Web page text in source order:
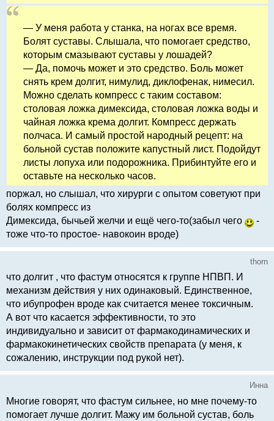
— У меня работа у станка, на ногах все время.
Болят суставы. Слышала, что помогает средство,
которым смазывают суставы у лошадей?
— Да, помочь может и это средство. Боль может
снять крем долгит, нимулид, диклофенак, нимесил.
Можно сделать компресс с таким составом:
столовая ложка димексида, столовая ложка воды и
чайная ложка крема долгит. Компресс держать
полчаса. И самый простой народный рецепт: на
больной сустав положите капустный лист. Подойдут
листы лопуха или подорожника. Прибинтуйте его и
оставьте на несколько часов.
поржал, но слышал, что хирурги с опытом советуют при
болях компресс из
Димексида, бычьей желчи и ещё чего-то(забыл чего
-
тоже что-то простое- навокоин вроде)
thorn
что долгит , что фастум относятся к группе НПВП. И
механизм действия у них одинаковый. Единственное,
что ибупрофен вроде как считается менее токсичным.
А вот что касается эффективности, то это
индивидуально и зависит от фармакодинамических и
фармакокинетических свойств препарата (у меня, к
сожалению, инструкции под рукой нет).
Инна
Многие говорят, что фастум сильнее, но мне почему-то
помогает лучше долгит. Мажу им больной сустав, боль